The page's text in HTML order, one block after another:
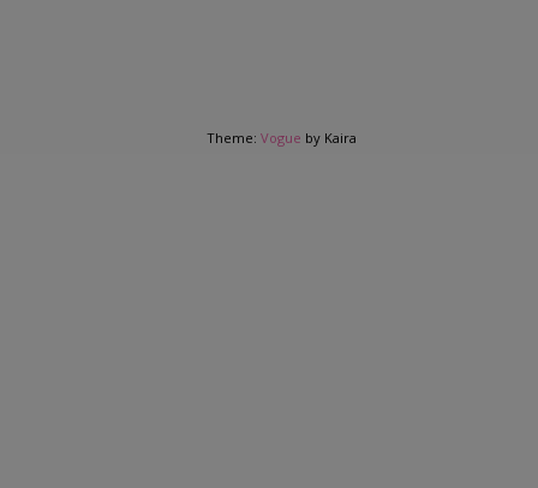
Theme: Vogue by Kaira